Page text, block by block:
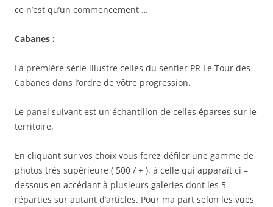
ce n’est qu’un commencement …
Cabanes :
La première série illustre celles du sentier PR Le Tour des
Cabanes dans l’ordre de vôtre progression.
Le panel suivant est un échantillon de celles éparses sur le
territoire.
En cliquant sur vos choix vous ferez défiler une gamme de
photos très supérieure ( 500 / + ), à celle qui apparaît ci –
dessous en accédant à plusieurs galeries dont les 5
réparties sur autant d’articles. Pour ma part selon les vues,